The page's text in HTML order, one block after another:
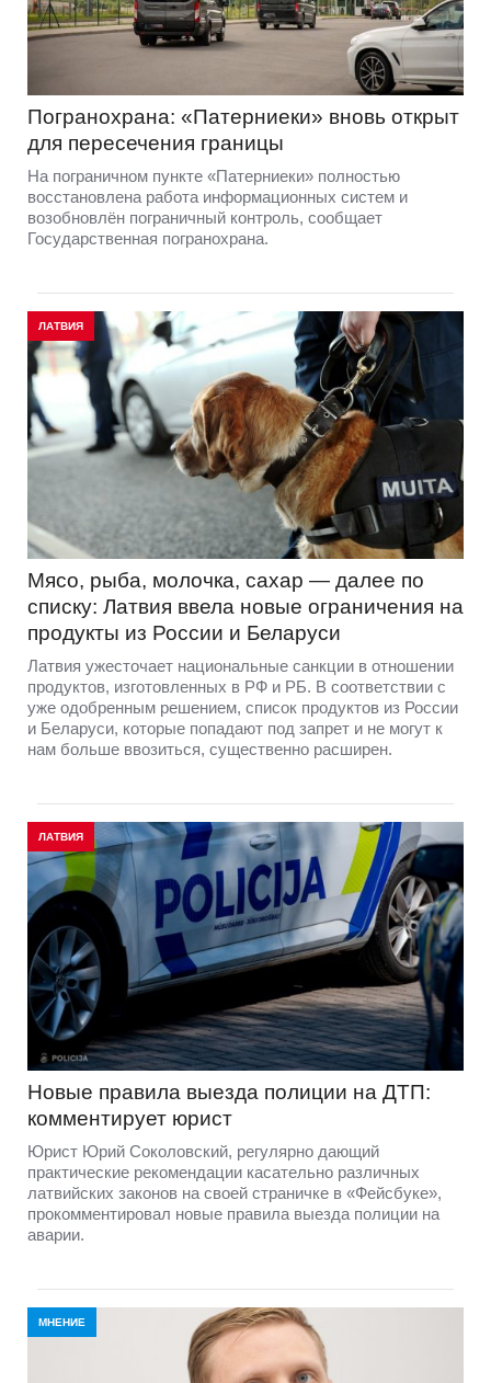
Погранохрана: «Патерниеки» вновь открыт
для пересечения границы
На пограничном пункте «Патерниеки» полностью
восстановлена работа информационных систем и
возобновлён пограничный контроль, сообщает
Государственная погранохрана.
ЛАТВИЯ
Мясо, рыба, молочка, сахар — далее по
списку: Латвия ввела новые ограничения на
продукты из России и Беларуси
Латвия ужесточает национальные санкции в отношении
продуктов, изготовленных в РФ и РБ. В соответствии с
уже одобренным решением, список продуктов из России
и Беларуси, которые попадают под запрет и не могут к
нам больше ввозиться, существенно расширен.
ЛАТВИЯ
Новые правила выезда полиции на ДТП:
комментирует юрист
Юрист Юрий Соколовский, регулярно дающий
практические рекомендации касательно различных
латвийских законов на своей страничке в «Фейсбуке»,
прокомментировал новые правила выезда полиции на
аварии.
МНЕНИЕ